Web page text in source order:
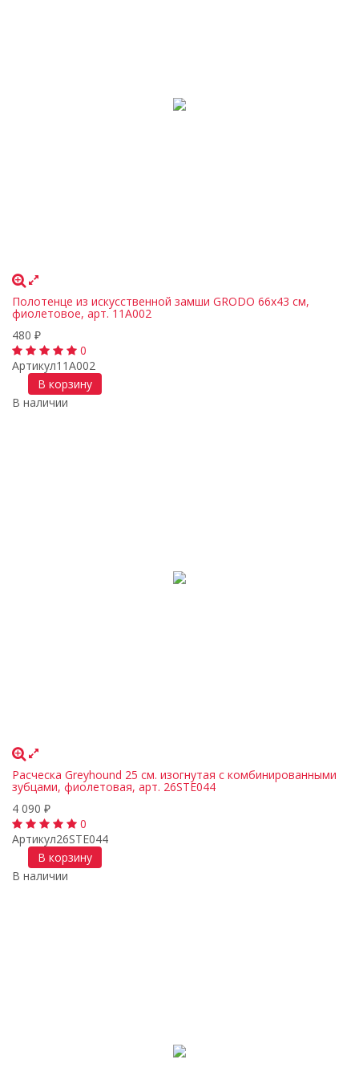
Полотенце из искусственной замши GRODO 66х43 см,
фиолетовое, арт. 11A002
480 ₽
0
Артикул11A002
В корзину
В наличии
Расческа Greyhound 25 см. изогнутая с комбинированными
зубцами, фиолетовая, арт. 26STE044
4 090 ₽
0
Артикул26STE044
В корзину
В наличии